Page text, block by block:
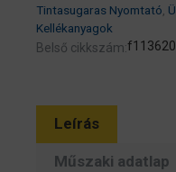
Tintasugaras Nyomtató
Kellékanyagok
Belső cikkszám:
Leírás
Műszaki adatlap